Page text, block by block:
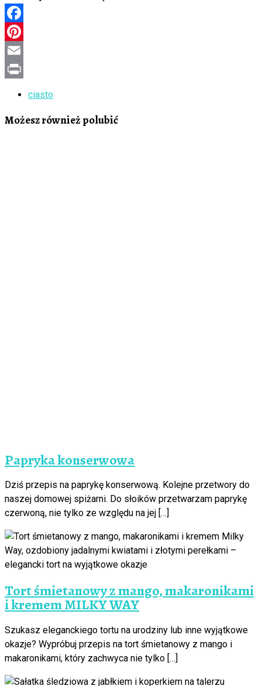
Facebook
Pinterest
Email
ciasto
Możesz również polubić
Papryka konserwowa
Dziś przepis na paprykę konserwową. Kolejne przetwory do
naszej domowej spiżarni. Do słoików przetwarzam paprykę
czerwoną, nie tylko ze względu na jej […]
Tort śmietanowy z mango, makaronikami
i kremem MILKY WAY
Szukasz eleganckiego tortu na urodziny lub inne wyjątkowe
okazje? Wypróbuj przepis na tort śmietanowy z mango i
makaronikami, który zachwyca nie tylko […]